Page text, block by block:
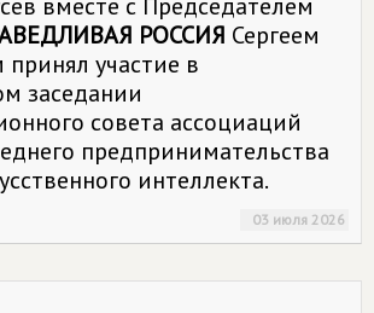
РОССИЯ Сергеем
участие в
заседании
совета ассоциаций
предпринимательства
интеллекта.
03 июля 2026